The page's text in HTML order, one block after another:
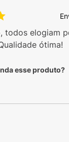
todos elogiam
ótima!
esse produto?